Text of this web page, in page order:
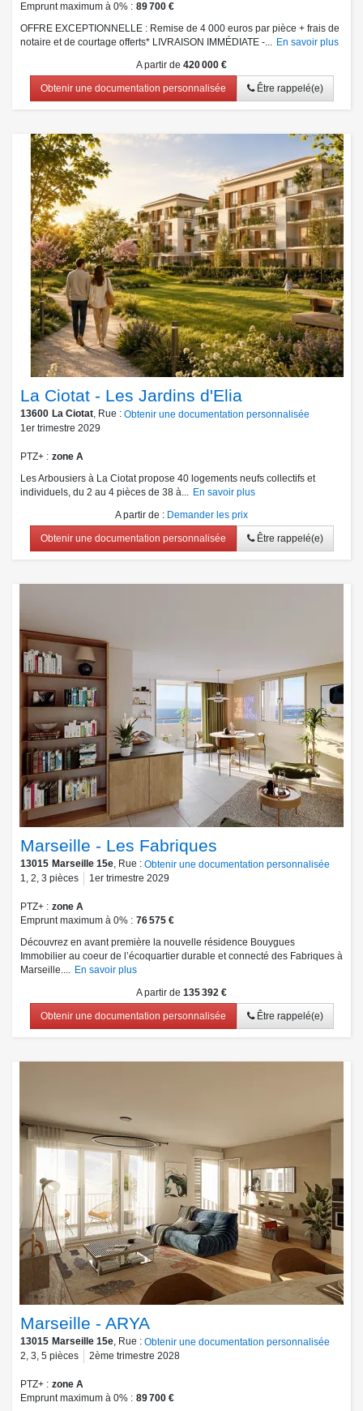
Emprunt maximum à 0%
89 700 €
OFFRE EXCEPTIONNELLE : Remise de 4 000 euros par pièce + frais de
notaire et de courtage offerts* LIVRAISON IMMÉDIATE -... En savoir plus
A partir de 420 000 €
Obtenir une documentation personnalisée Être rappelé(e)
La Ciotat - Les Jardins d'Elia
13600 La Ciotat, Rue : Obtenir une documentation personnalisée
1er trimestre 2029
PTZ+
zone A
Les Arbousiers à La Ciotat propose 40 logements neufs collectifs et
individuels, du 2 au 4 pièces de 38 à... En savoir plus
A partir de : Demander les prix
Obtenir une documentation personnalisée Être rappelé(e)
Marseille - Les Fabriques
13015 Marseille 15e, Rue : Obtenir une documentation personnalisée
1, 2, 3 pièces 1er trimestre 2029
PTZ+
zone A
Emprunt maximum à 0%
76 575 €
Découvrez en avant première la nouvelle résidence Bouygues
Immobilier au coeur de l’écoquartier durable et connecté des Fabriques à
Marseille.... En savoir plus
A partir de 135 392 €
Obtenir une documentation personnalisée Être rappelé(e)
Marseille - ARYA
13015 Marseille 15e, Rue : Obtenir une documentation personnalisée
2, 3, 5 pièces 2ème trimestre 2028
PTZ+
zone A
Emprunt maximum à 0%
89 700 €